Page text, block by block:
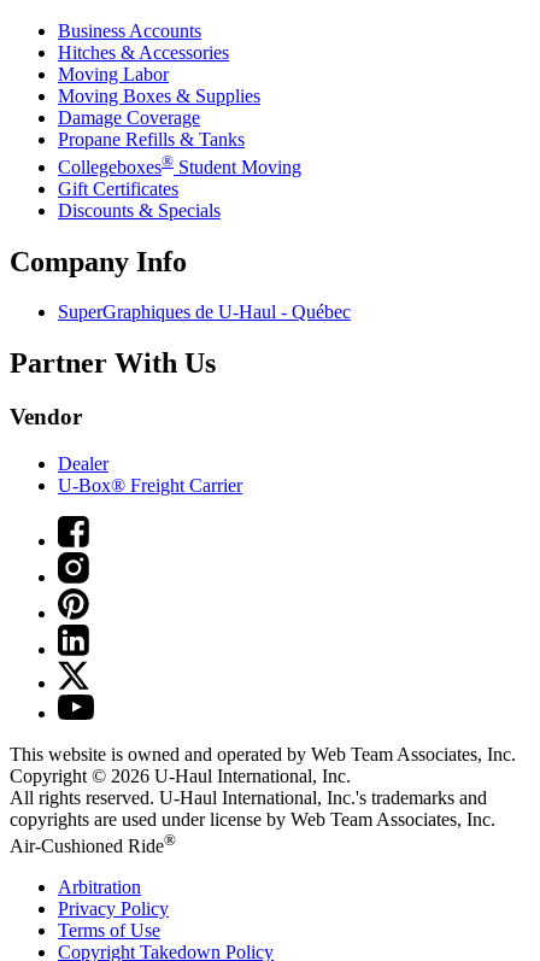
Business Accounts
Hitches & Accessories
Moving Labor
Moving Boxes & Supplies
Damage Coverage
Propane Refills & Tanks
Collegeboxes® Student Moving
Gift Certificates
Discounts & Specials
Company Info
SuperGraphiques de U-Haul - Québec
Partner With Us
Vendor
Dealer
U-Box® Freight Carrier
This website is owned and operated by Web Team Associates, Inc.
Copyright © 2026 U-Haul International, Inc.
All rights reserved. U-Haul International, Inc.'s trademarks and
copyrights are used under license by Web Team Associates, Inc.
Air-Cushioned Ride®
Arbitration
Privacy Policy
Terms of Use
Copyright Takedown Policy